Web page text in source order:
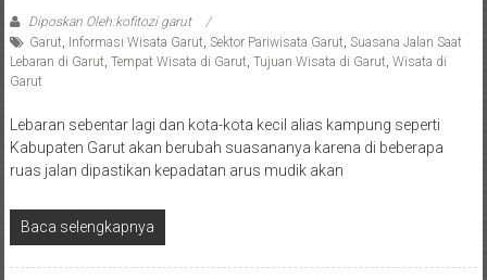
Diposkan Oleh:kofitozi garut
Garut, Informasi Wisata Garut, Sektor Pariwisata Garut, Suasana Jalan Saat
Lebaran di Garut, Tempat Wisata di Garut, Tujuan Wisata di Garut, Wisata di
Garut
Lebaran sebentar lagi dan kota-kota kecil alias kampung seperti
Kabupaten Garut akan berubah suasananya karena di beberapa
ruas jalan dipastikan kepadatan arus mudik akan
Baca selengkapnya